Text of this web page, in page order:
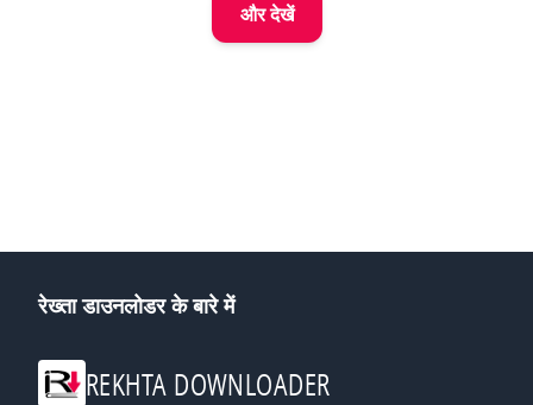
और देखें
रेख्ता डाउनलोडर के बारे में
REKHTA DOWNLOADER